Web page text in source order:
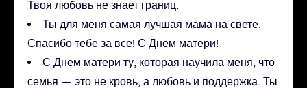
Твоя любовь не знает границ.
Ты для меня самая лучшая мама на свете.
Спасибо тебе за все! С Днем матери!
С Днем матери ту, которая научила меня, что
семья — это не кровь, а любовь и поддержка. Ты